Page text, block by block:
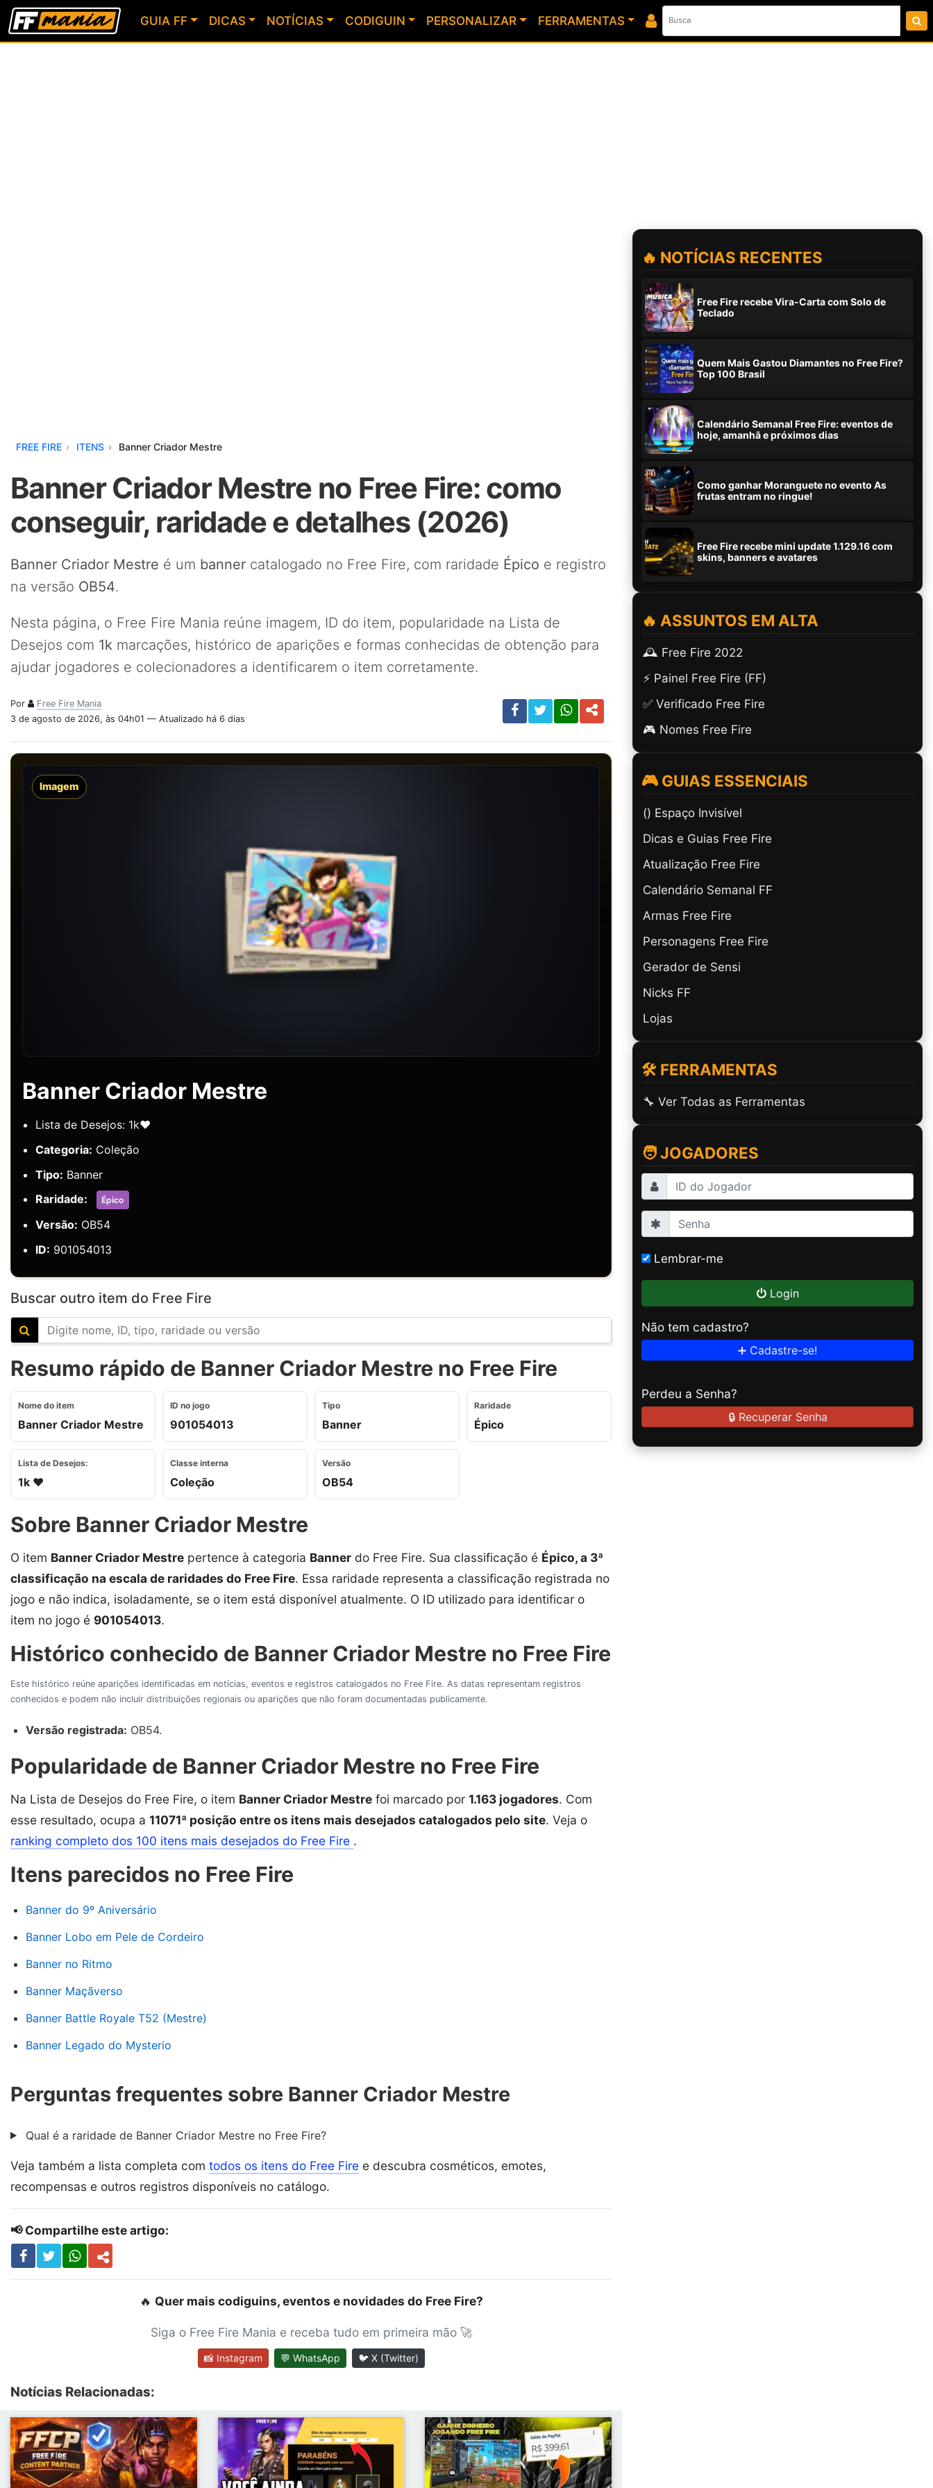
GUIA FF DICAS NOTÍCIAS CODIGUIN PERSONALIZAR FERRAMENTAS
FREE FIRE ITENS Banner Criador Mestre
Banner Criador Mestre no Free Fire: como
conseguir, raridade e detalhes (2026)
Banner Criador Mestre é um banner catalogado no Free Fire, com raridade Épico e registro
na versão OB54.
Nesta página, o Free Fire Mania reúne imagem, ID do item, popularidade na Lista de
Desejos com 1k marcações, histórico de aparições e formas conhecidas de obtenção para
ajudar jogadores e colecionadores a identificarem o item corretamente.
Por
Free Fire Mania
3 de agosto de 2026, às 04h01 — Atualizado há 6 dias
Imagem
Banner Criador Mestre
Lista de Desejos: 1k❤️
Categoria: Coleção
Tipo: Banner
Raridade:
Épico
Versão: OB54
ID: 901054013
Buscar outro item do Free Fire
Resumo rápido de Banner Criador Mestre no Free Fire
Nome do item
Banner Criador Mestre
ID no jogo
901054013
Tipo
Banner
Raridade
Épico
Lista de Desejos:
1k ❤️
Classe interna
Coleção
Versão
OB54
Sobre Banner Criador Mestre
O item Banner Criador Mestre pertence à categoria Banner do Free Fire. Sua classificação é Épico, a 3ª
classificação na escala de raridades do Free Fire. Essa raridade representa a classificação registrada no
jogo e não indica, isoladamente, se o item está disponível atualmente. O ID utilizado para identificar o
item no jogo é 901054013.
Histórico conhecido de Banner Criador Mestre no Free Fire
Este histórico reúne aparições identificadas em notícias, eventos e registros catalogados no Free Fire. As datas representam registros
conhecidos e podem não incluir distribuições regionais ou aparições que não foram documentadas publicamente.
Versão registrada: OB54.
Popularidade de Banner Criador Mestre no Free Fire
Na Lista de Desejos do Free Fire, o item Banner Criador Mestre foi marcado por 1.163 jogadores. Com
esse resultado, ocupa a 11071ª posição entre os itens mais desejados catalogados pelo site. Veja o
ranking completo dos 100 itens mais desejados do Free Fire .
Itens parecidos no Free Fire
Banner do 9º Aniversário
Banner Lobo em Pele de Cordeiro
Banner no Ritmo
Banner Maçãverso
Banner Battle Royale T52 (Mestre)
Banner Legado do Mysterio
Perguntas frequentes sobre Banner Criador Mestre
Qual é a raridade de Banner Criador Mestre no Free Fire?
Veja também a lista completa com todos os itens do Free Fire e descubra cosméticos, emotes,
recompensas e outros registros disponíveis no catálogo.
📢 Compartilhe este artigo:
🔥 Quer mais codiguins, eventos e novidades do Free Fire?
Siga o Free Fire Mania e receba tudo em primeira mão 🚀
📸 Instagram 💬 WhatsApp 🐦 X (Twitter)
Notícias Relacionadas:
🔥 NOTÍCIAS RECENTES
Free Fire recebe Vira-Carta com Solo de
Teclado
Quem Mais Gastou Diamantes no Free Fire?
Top 100 Brasil
Calendário Semanal Free Fire: eventos de
hoje, amanhã e próximos dias
Como ganhar Moranguete no evento As
frutas entram no ringue!
Free Fire recebe mini update 1.129.16 com
skins, banners e avatares
🔥 ASSUNTOS EM ALTA
🕰️ Free Fire 2022
⚡ Painel Free Fire (FF)
✅ Verificado Free Fire
🎮 Nomes Free Fire
🎮 GUIAS ESSENCIAIS
(ㅤ) Espaço Invisível
Dicas e Guias Free Fire
Atualização Free Fire
Calendário Semanal FF
Armas Free Fire
Personagens Free Fire
Gerador de Sensi
Nicks FF
Lojas
🛠️ FERRAMENTAS
🔧 Ver Todas as Ferramentas
🧑 JOGADORES
Lembrar-me
Login
Não tem cadastro?
➕ Cadastre-se!
Perdeu a Senha?
🔒 Recuperar Senha